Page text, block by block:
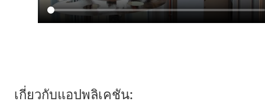
เกี่ยวกับแอปพลิเคชัน: